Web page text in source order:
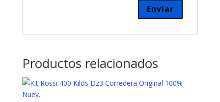
Productos relacionados